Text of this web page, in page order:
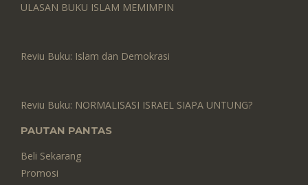
ULASAN BUKU ISLAM MEMIMPIN
Reviu Buku: Islam dan Demokrasi
Reviu Buku: NORMALISASI ISRAEL SIAPA UNTUNG?
PAUTAN PANTAS
Beli Sekarang
Promosi